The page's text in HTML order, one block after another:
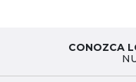
CONOZCA